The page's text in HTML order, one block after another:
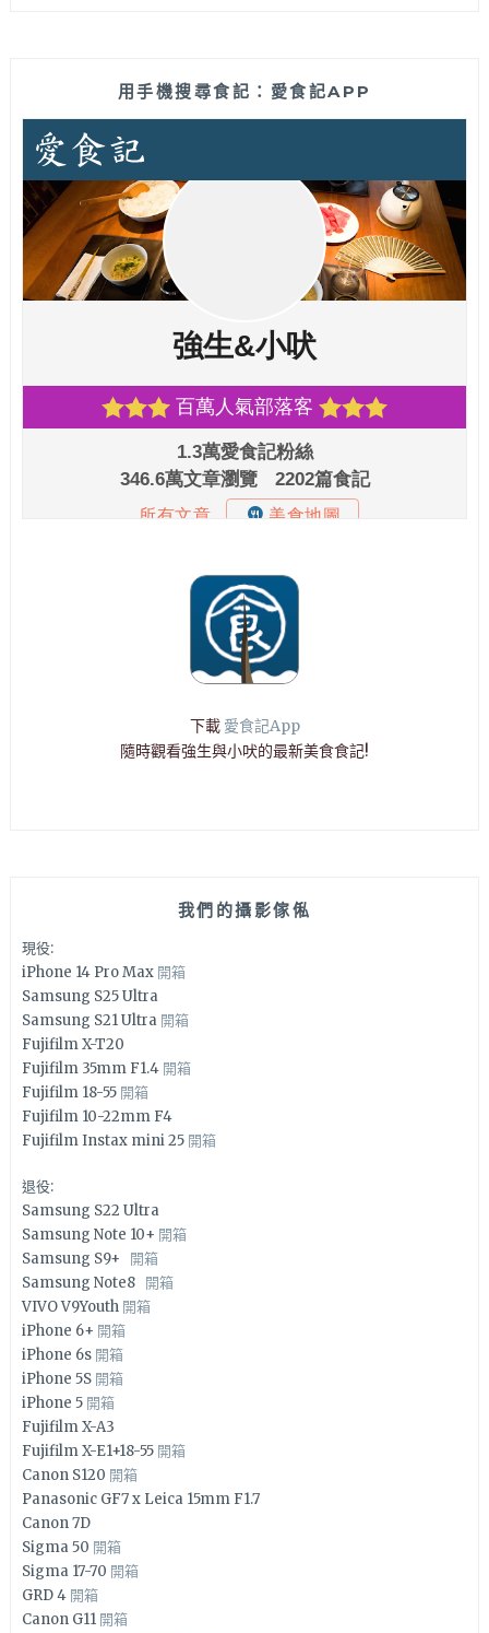
用手機搜尋食記：愛食記APP
下載 愛食記App
隨時觀看強生與小吠的最新美食食記!
我們的攝影傢俬
現役:
iPhone 14 Pro Max 開箱
Samsung S25 Ultra
Samsung S21 Ultra 開箱
Fujifilm X-T20
Fujifilm 35mm F1.4 開箱
Fujifilm 18-55 開箱
Fujifilm 10-22mm F4
Fujifilm Instax mini 25 開箱
退役:
Samsung S22 Ultra
Samsung Note 10+ 開箱
Samsung S9+ 開箱
Samsung Note8 開箱
VIVO V9Youth 開箱
iPhone 6+ 開箱
iPhone 6s 開箱
iPhone 5S 開箱
iPhone 5 開箱
Fujifilm X-A3
Fujifilm X-E1+18-55 開箱
Canon S120 開箱
Panasonic GF7 x Leica 15mm F1.7
Canon 7D
Sigma 50 開箱
Sigma 17-70 開箱
GRD 4 開箱
Canon G11 開箱